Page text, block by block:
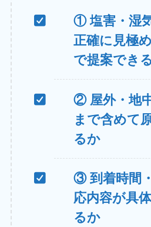
① 塩害・湿
正確に見極
で提案でき
② 屋外・地
まで含めて
るか
③ 到着時間
応内容が具
るか